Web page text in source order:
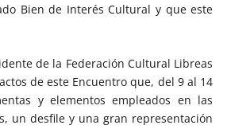
Bien de Interés Cultural y que este
de la Federación Cultural Libreas
de este Encuentro que, del 9 al 14
y elementos empleados en las
un desfile y una gran representación